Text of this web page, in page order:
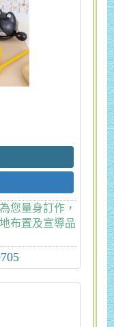
您量身訂作，
布置及宣導品